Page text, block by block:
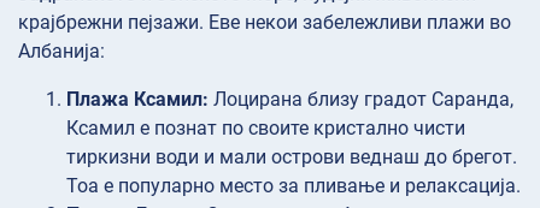
крајбрежни пејзажи. Еве некои забележливи плажи во
Албанија:
Плажа Ксамил: Лоцирана близу градот Саранда,
Ксамил е познат по своите кристално чисти
тиркизни води и мали острови веднаш до брегот.
Тоа е популарно место за пливање и релаксација.